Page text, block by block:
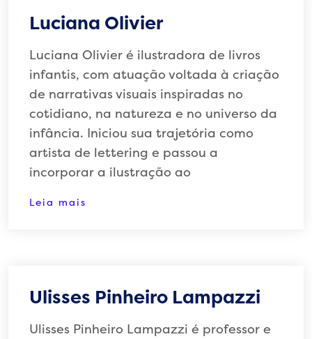
Luciana Olivier
Luciana Olivier é ilustradora de livros
infantis, com atuação voltada à criação
de narrativas visuais inspiradas no
cotidiano, na natureza e no universo da
infância. Iniciou sua trajetória como
artista de lettering e passou a
incorporar a ilustração ao
Leia mais
Ulisses Pinheiro Lampazzi
Ulisses Pinheiro Lampazzi é professor e